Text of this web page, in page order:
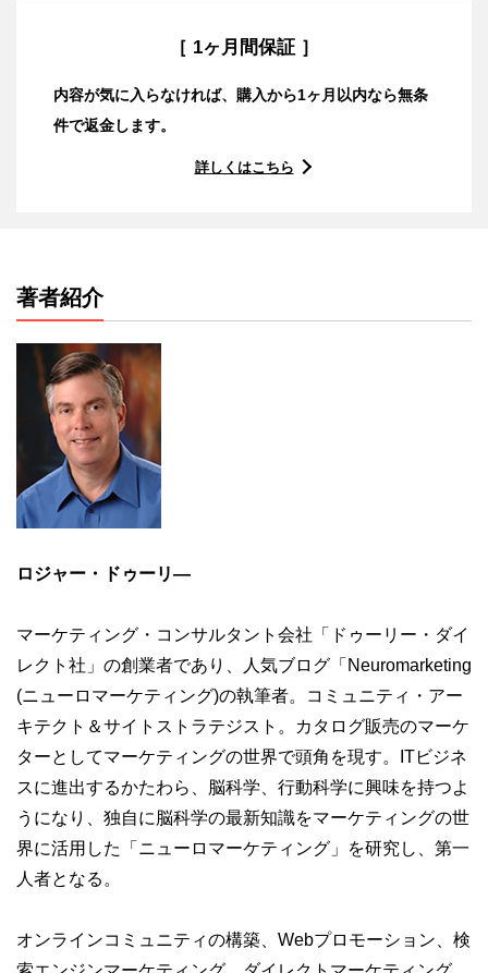
［ 1ヶ月間保証 ］
内容が気に入らなければ、購入から1ヶ月以内なら無条
件で返金します。
詳しくはこちら
著者紹介
ロジャー・ドゥーリ―
マーケティング・コンサルタント会社「ドゥーリー・ダイ
レクト社」の創業者であり、人気ブログ「Neuromarketing
(ニューロマーケティング)の執筆者。コミュニティ・アー
キテクト＆サイトストラテジスト。カタログ販売のマーケ
ターとしてマーケティングの世界で頭角を現す。ITビジネ
スに進出するかたわら、脳科学、行動科学に興味を持つよ
うになり、独自に脳科学の最新知識をマーケティングの世
界に活用した「ニューロマーケティング」を研究し、第一
人者となる。
オンラインコミュニティの構築、Webプロモーション、検